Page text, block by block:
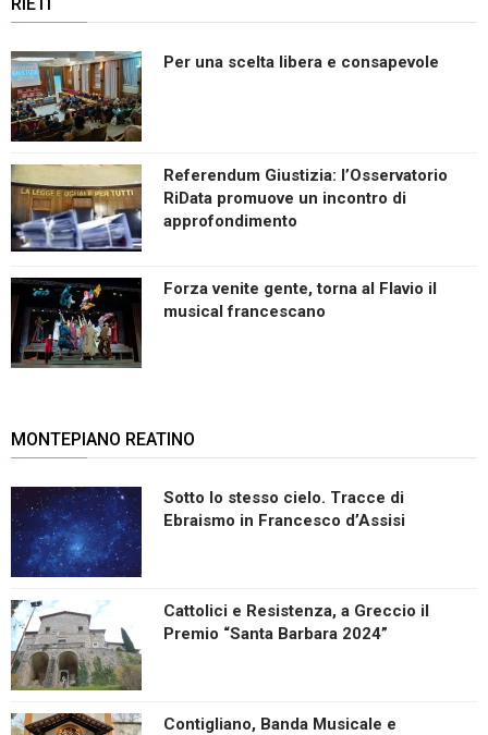
Per una scelta libera e consapevole
Referendum Giustizia: l’Osservatorio
RiData promuove un incontro di
approfondimento
Forza venite gente, torna al Flavio il
musical francescano
MONTEPIANO REATINO
Sotto lo stesso cielo. Tracce di
Ebraismo in Francesco d’Assisi
Cattolici e Resistenza, a Greccio il
Premio “Santa Barbara 2024”
Contigliano, Banda Musicale e